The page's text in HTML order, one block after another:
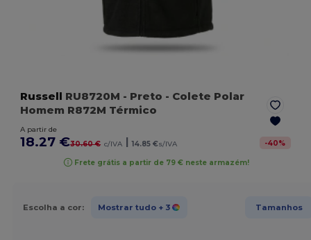
Russell RU8720M - Preto - Colete Polar
Homem R872M Térmico
A partir de
18.27 €30.60 € c/IVA | 14.85 €s/IVA -40%
Frete grátis a partir de 79 € neste armazém!
Escolha a cor: Mostrar tudo + 3 Tamanhos